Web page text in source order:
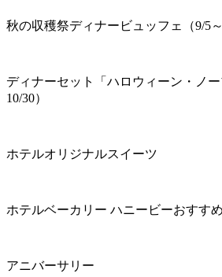
秋の収穫祭ディナービュッフェ（9/5～
ディナーセット「ハロウィーン・ノ
10/30）
ホテルオリジナルスイーツ
ホテルベーカリー ハニービーおすす
アニバーサリー